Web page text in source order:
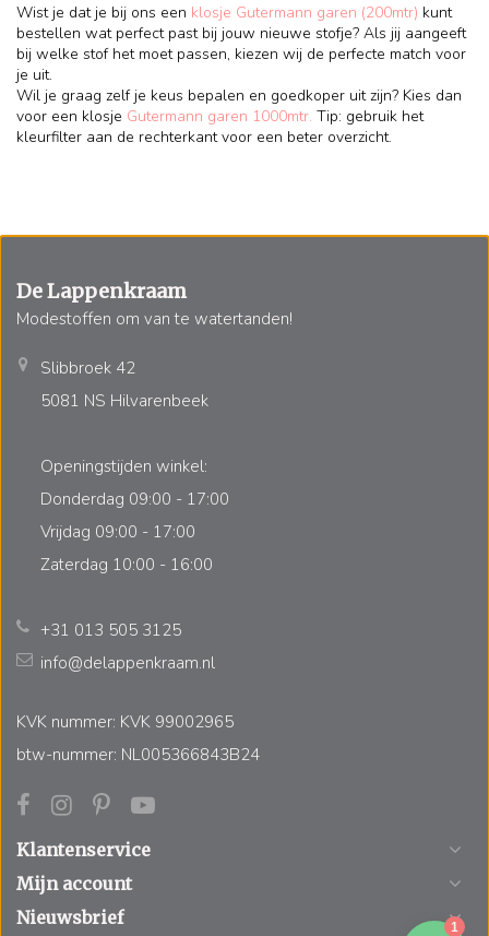
Wist je dat je bij ons een klosje Gutermann garen (200mtr) kunt
bestellen wat perfect past bij jouw nieuwe stofje? Als jij aangeeft
bij welke stof het moet passen, kiezen wij de perfecte match voor
je uit.
Wil je graag zelf je keus bepalen en goedkoper uit zijn? Kies dan
voor een klosje Gutermann garen 1000mtr. Tip: gebruik het
kleurfilter aan de rechterkant voor een beter overzicht.
De Lappenkraam
Modestoffen om van te watertanden!
Slibbroek 42
5081 NS Hilvarenbeek
Openingstijden winkel:
Donderdag 09:00 - 17:00
Vrijdag 09:00 - 17:00
Zaterdag 10:00 - 16:00
+31 013 505 3125
info@delappenkraam.nl
KVK nummer: KVK 99002965
btw-nummer: NL005366843B24
Klantenservice
Mijn account
Nieuwsbrief